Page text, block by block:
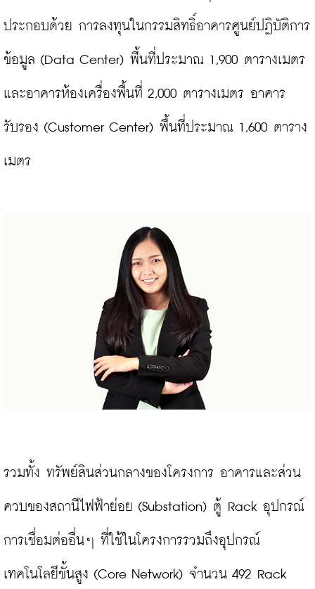
ประกอบด้วย การลงทุนในกรรมสิทธิ์อาคารศูนย์ปฏิบัติการ
ข้อมูล (Data Center) พื้นที่ประมาณ 1,900 ตารางเมตร
และอาคารห้องเครื่องพื้นที่ 2,000 ตารางเมตร อาคาร
รับรอง (Customer Center) พื้นที่ประมาณ 1,600 ตาราง
เมตร
รวมทั้ง ทรัพย์สินส่วนกลางของโครงการ อาคารและส่วน
ควบของสถานีไฟฟ้าย่อย (Substation) ตู้ Rack อุปกรณ์
การเชื่อมต่ออื่นๆ ที่ใช้ในโครงการรวมถึงอุปกรณ์
เทคโนโลยีขั้นสูง (Core Network) จำนวน 492 Rack